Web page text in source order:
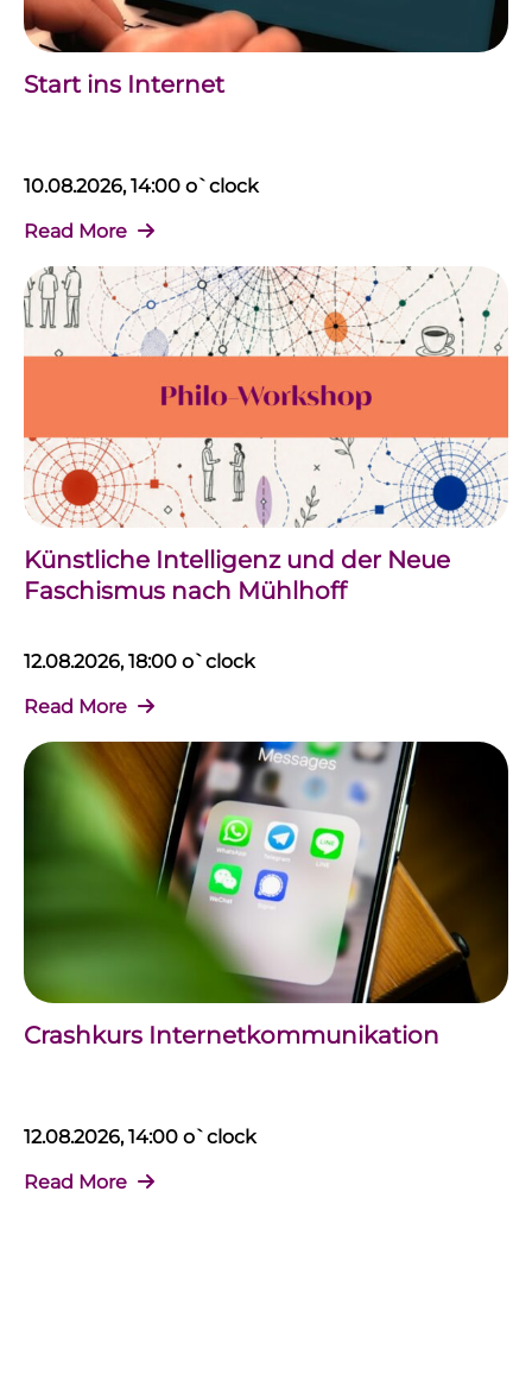
Start ins Internet
10.08.2026, 14:00 o`clock
Read More
Künstliche Intelligenz und der Neue
Faschismus nach Mühlhoff
12.08.2026, 18:00 o`clock
Read More
Crashkurs Internetkommunikation
12.08.2026, 14:00 o`clock
Read More